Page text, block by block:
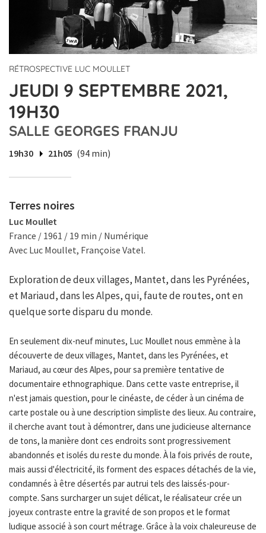
RÉTROSPECTIVE LUC MOULLET
JEUDI 9 SEPTEMBRE 2021,
19H30
SALLE GEORGES FRANJU
19h30 21h05 (94 min)
Terres noires
Luc Moullet
France / 1961 / 19 min / Numérique
Avec Luc Moullet, Françoise Vatel.
Exploration de deux villages, Mantet, dans les Pyrénées,
et Mariaud, dans les Alpes, qui, faute de routes, ont en
quelque sorte disparu du monde.
En seulement dix-neuf minutes, Luc Moullet nous emmène à la
découverte de deux villages, Mantet, dans les Pyrénées, et
Mariaud, au cœur des Alpes, pour sa première tentative de
documentaire ethnographique. Dans cette vaste entreprise, il
n'est jamais question, pour le cinéaste, de céder à un cinéma de
carte postale ou à une description simpliste des lieux. Au contraire,
il cherche avant tout à démontrer, dans une judicieuse alternance
de tons, la manière dont ces endroits sont progressivement
abandonnés et isolés du reste du monde. À la fois privés de route,
mais aussi d'électricité, ils forment des espaces détachés de la vie,
condamnés à être désertés par autrui tels des laissés-pour-
compte. Sans surcharger un sujet délicat, le réalisateur crée un
joyeux contraste entre la gravité de son propos et le format
ludique associé à son court métrage. Grâce à la voix chaleureuse de